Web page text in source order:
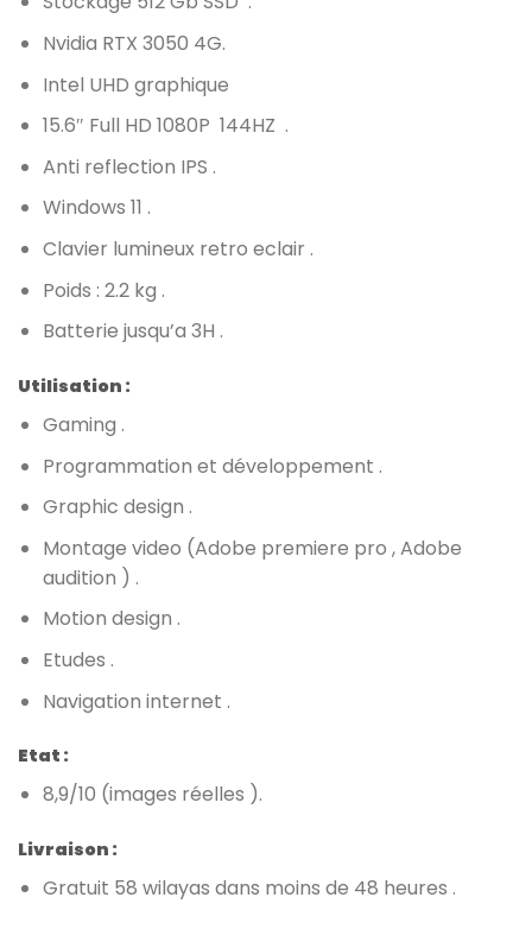
Nvidia RTX 3050 4G.
Intel UHD graphique
15.6″ Full HD 1080P 144HZ .
Anti reflection IPS .
Windows 11 .
Clavier lumineux retro eclair .
Poids : 2.2 kg .
Batterie jusqu’a 3H .
Utilisation :
Gaming .
Programmation et développement .
Graphic design .
Montage video (Adobe premiere pro , Adobe
audition ) .
Motion design .
Etudes .
Navigation internet .
Etat :
8,9/10 (images réelles ).
Livraison :
Gratuit 58 wilayas dans moins de 48 heures .